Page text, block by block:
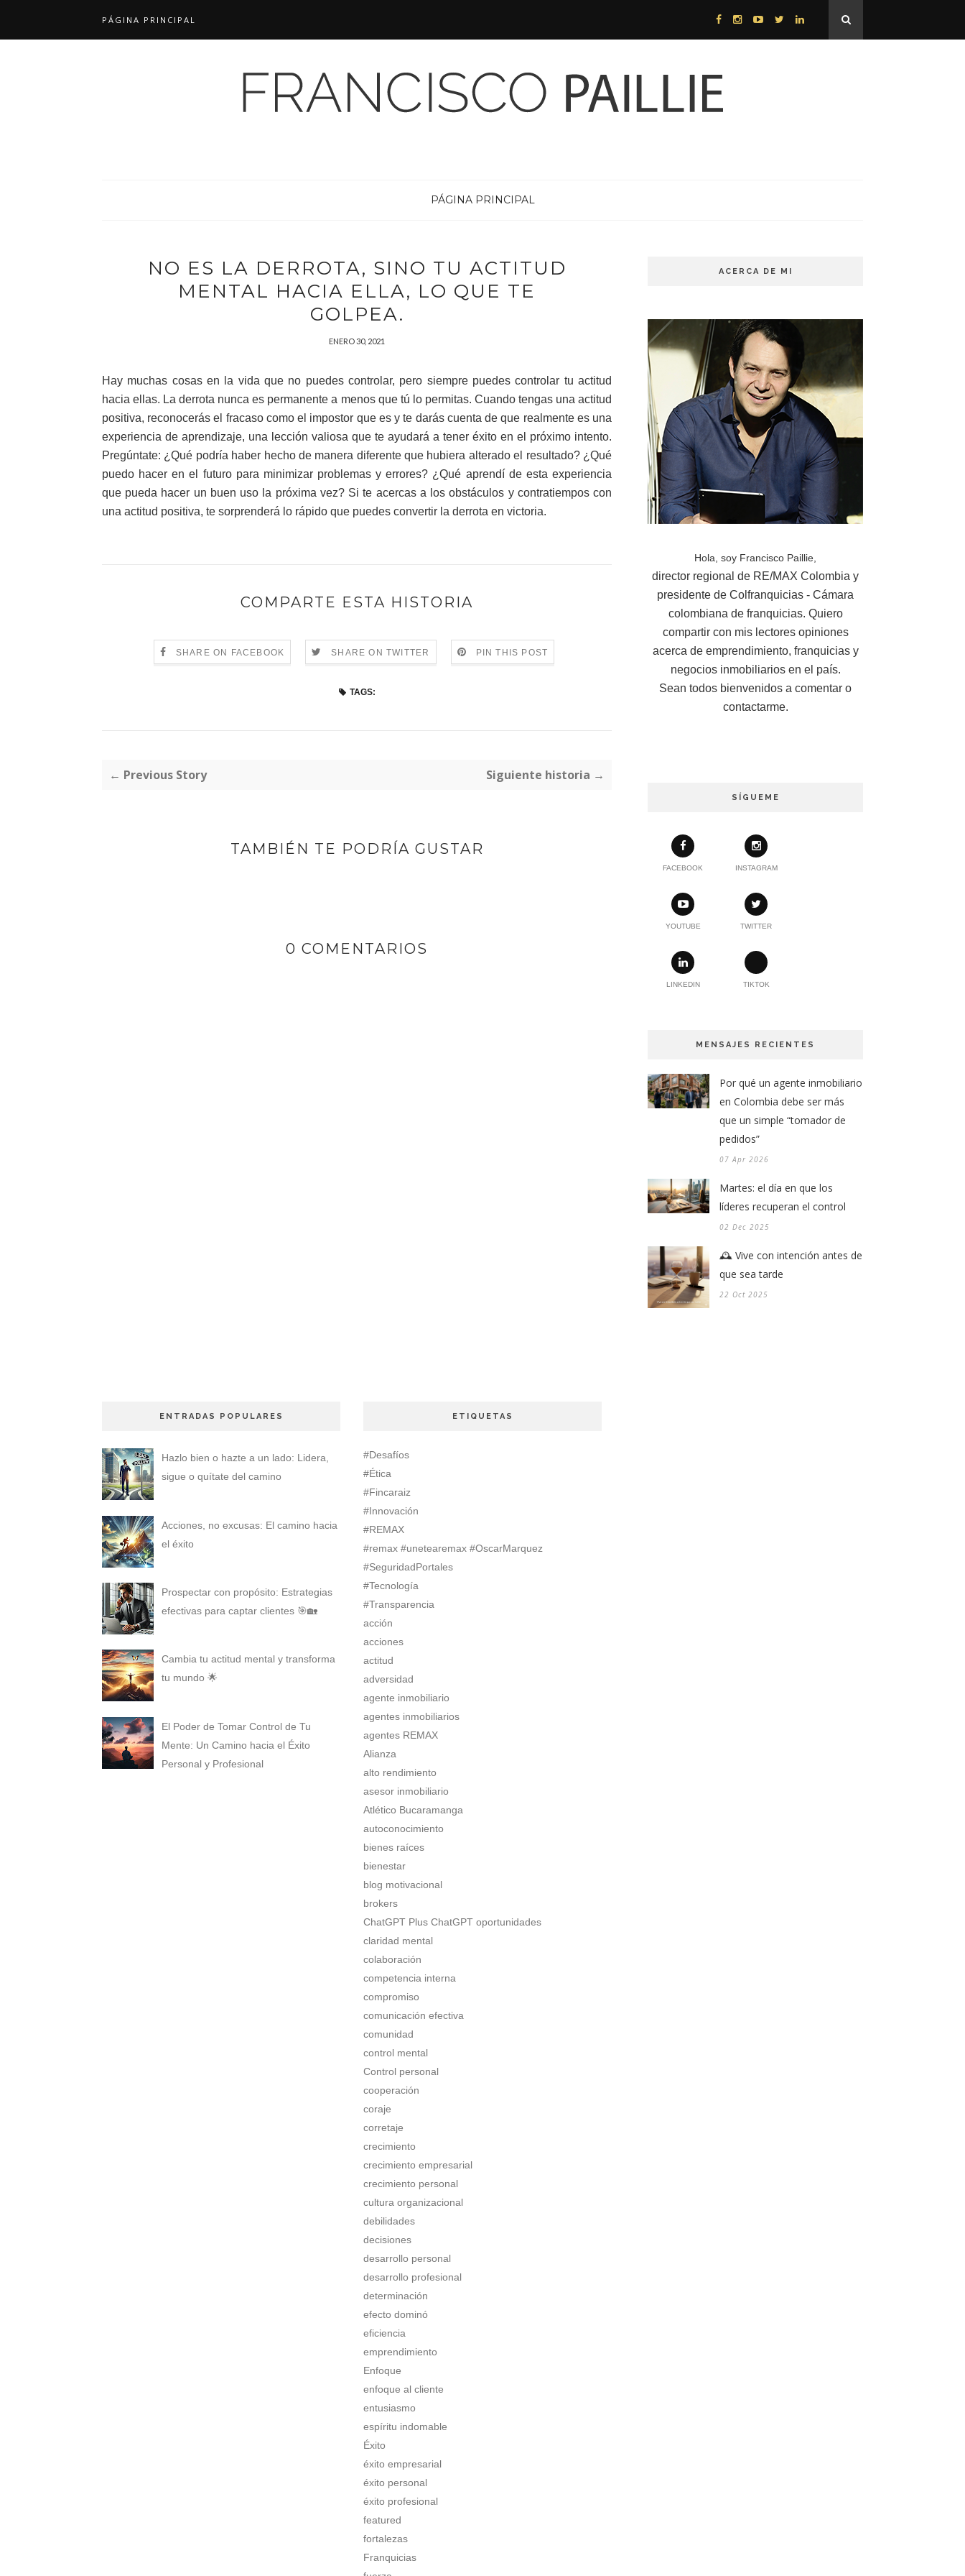
PÁGINA PRINCIPAL
PÁGINA PRINCIPAL
NO ES LA DERROTA, SINO TU ACTITUD
MENTAL HACIA ELLA, LO QUE TE
GOLPEA.
ENERO 30, 2021
Hay muchas cosas en la vida que no puedes controlar, pero siempre puedes controlar tu actitud
hacia ellas. La derrota nunca es permanente a menos que tú lo permitas. Cuando tengas una actitud
positiva, reconocerás el fracaso como el impostor que es y te darás cuenta de que realmente es una
experiencia de aprendizaje, una lección valiosa que te ayudará a tener éxito en el próximo intento.
Pregúntate: ¿Qué podría haber hecho de manera diferente que hubiera alterado el resultado? ¿Qué
puedo hacer en el futuro para minimizar problemas y errores? ¿Qué aprendí de esta experiencia
que pueda hacer un buen uso la próxima vez? Si te acercas a los obstáculos y contratiempos con
una actitud positiva, te sorprenderá lo rápido que puedes convertir la derrota en victoria.
COMPARTE ESTA HISTORIA
SHARE ON FACEBOOK SHARE ON TWITTER PIN THIS POST
TAGS:
← Previous Story Siguiente historia →
TAMBIÉN TE PODRÍA GUSTAR
0 COMENTARIOS
ACERCA DE MI
Hola, soy Francisco Paillie,
director regional de RE/MAX Colombia y
presidente de Colfranquicias - Cámara
colombiana de franquicias. Quiero
compartir con mis lectores opiniones
acerca de emprendimiento, franquicias y
negocios inmobiliarios en el país.
Sean todos bienvenidos a comentar o
contactarme.
SÍGUEME
FACEBOOK INSTAGRAM
YOUTUBE TWITTER
LINKEDIN TIKTOK
MENSAJES RECIENTES
Por qué un agente inmobiliario
en Colombia debe ser más
que un simple “tomador de
pedidos”
07 Apr 2026
Martes: el día en que los
líderes recuperan el control
02 Dec 2025
🕰️ Vive con intención antes de
que sea tarde
22 Oct 2025
ENTRADAS POPULARES
Hazlo bien o hazte a un lado: Lidera,
sigue o quítate del camino
Acciones, no excusas: El camino hacia
el éxito
Prospectar con propósito: Estrategias
efectivas para captar clientes 🎯🏡
Cambia tu actitud mental y transforma
tu mundo 🌟
El Poder de Tomar Control de Tu
Mente: Un Camino hacia el Éxito
Personal y Profesional
ETIQUETAS
#Desafíos
#Ética
#Fincaraiz
#Innovación
#REMAX
#remax #unetearemax #OscarMarquez
#SeguridadPortales
#Tecnología
#Transparencia
acción
acciones
actitud
adversidad
agente inmobiliario
agentes inmobiliarios
agentes REMAX
Alianza
alto rendimiento
asesor inmobiliario
Atlético Bucaramanga
autoconocimiento
bienes raíces
bienestar
blog motivacional
brokers
ChatGPT Plus ChatGPT oportunidades
claridad mental
colaboración
competencia interna
compromiso
comunicación efectiva
comunidad
control mental
Control personal
cooperación
coraje
corretaje
crecimiento
crecimiento empresarial
crecimiento personal
cultura organizacional
debilidades
decisiones
desarrollo personal
desarrollo profesional
determinación
efecto dominó
eficiencia
emprendimiento
Enfoque
enfoque al cliente
entusiasmo
espíritu indomable
Éxito
éxito empresarial
éxito personal
éxito profesional
featured
fortalezas
Franquicias